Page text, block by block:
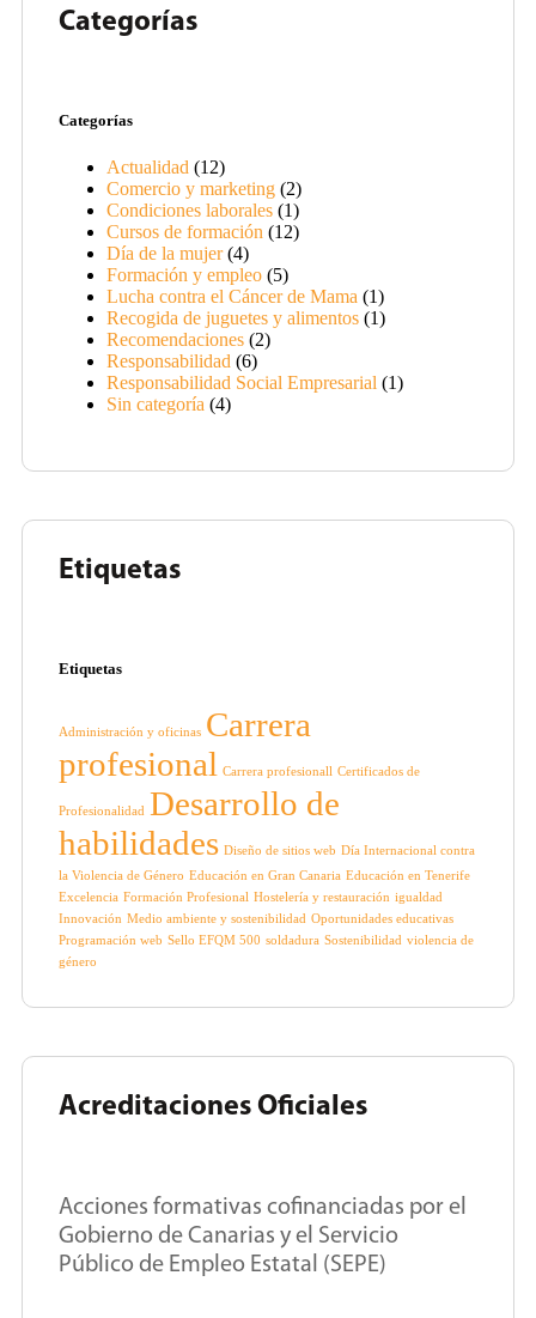
Categorías
Categorías
Actualidad (12)
Comercio y marketing (2)
Condiciones laborales (1)
Cursos de formación (12)
Día de la mujer(4)
Formación y empleo (5)
Lucha contra el Cáncer de Mama (1)
Recogida de juguetes y alimentos (1)
Recomendaciones (2)
Responsabilidad (6)
Responsabilidad Social Empresarial (1)
Sin categoría (4)
Etiquetas
Etiquetas
Administración y oficinas Carrera
profesional Carrera profesionall Certificados de
Profesionalidad Desarrollo de
habilidades Diseño de sitios web Día Internacional contra
la Violencia de Género Educación en Gran Canaria Educación en Tenerife
Excelencia Formación Profesional Hostelería y restauración igualdad
Innovación Medio ambiente y sostenibilidad Oportunidades educativas
Programación web Sello EFQM 500 soldadura Sostenibilidad violencia de
género
Acreditaciones Oficiales
Acciones formativas cofinanciadas por el
Gobierno de Canarias y el Servicio
Público de Empleo Estatal (SEPE)